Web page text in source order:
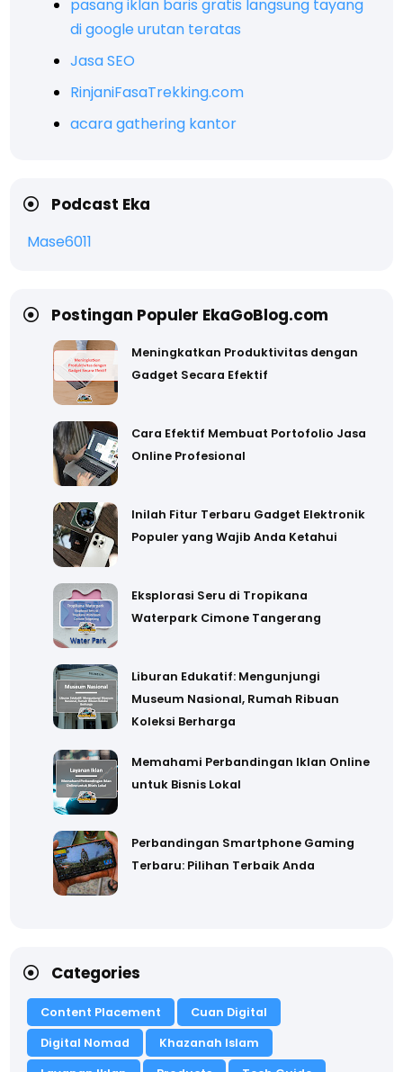
pasang iklan baris gratis langsung tayang
di google urutan teratas
Jasa SEO
RinjaniFasaTrekking.com
acara gathering kantor
Podcast Eka
Mase6011
Postingan Populer EkaGoBlog.com
Meningkatkan Produktivitas dengan
Gadget Secara Efektif
Cara Efektif Membuat Portofolio Jasa
Online Profesional
Inilah Fitur Terbaru Gadget Elektronik
Populer yang Wajib Anda Ketahui
Eksplorasi Seru di Tropikana
Waterpark Cimone Tangerang
Liburan Edukatif: Mengunjungi
Museum Nasional, Rumah Ribuan
Koleksi Berharga
Memahami Perbandingan Iklan Online
untuk Bisnis Lokal
Perbandingan Smartphone Gaming
Terbaru: Pilihan Terbaik Anda
Categories
Content Placement
Cuan Digital
Digital Nomad
Khazanah Islam